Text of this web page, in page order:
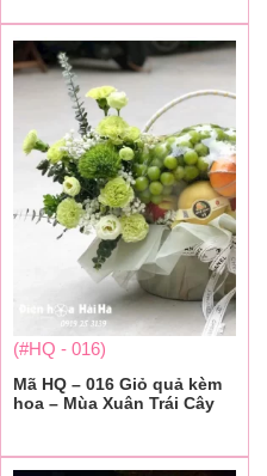
(#HQ - 016)
Mã HQ – 016 Giỏ quả kèm
hoa – Mùa Xuân Trái Cây